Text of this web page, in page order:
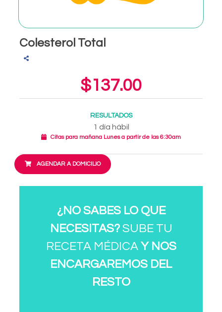
Colesterol Total
$137.00
RESULTADOS
1 día hábil
Citas para mañana Lunes a partir de las 6:30am
AGENDAR A DOMICILIO
¿NO SABES LO QUE
NECESITAS?SUBE TU
RECETA MÉDICA Y NOS
ENCARGAREMOS DEL
RESTO